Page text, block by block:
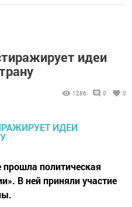
идеи
1286 0 0
политическая
В ней приняли участие